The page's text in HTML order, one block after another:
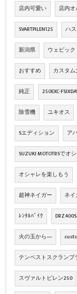
店内可愛い 店内
SVARTPILEN125 ハ
新潟県 ウェビック
おすすめ カスタ
純正 250EXC-
除雪機 ユキオス
Sエディション ア
SUZUKI MOTOTRSでオ
オシャレを楽しもう
超神ネイガー ネ
ﾚﾝﾀﾙﾊﾞｲｸ
火の玉から―
テンペストスクランブ
スヴァルトピレン250